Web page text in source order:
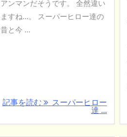
アンマンだそうです。 全然違い
ますね…。 スーパーヒロー達の
昔と今 ...
記事を読む スーパーヒロー
達 ...